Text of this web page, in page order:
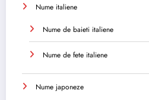
Nume italiene
Nume de baieti italiene
Nume de fete italiene
Nume japoneze